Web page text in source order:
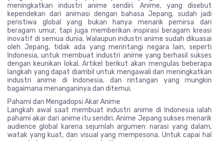
meningkatkan industri anime sendiri. Anime, yang disebut
kependekan dari animasi dengan bahasa Jepang, sudah jadi
peristiwa global yang bukan hanya menarik pemirsa dari
beragam umur, tapi juga memberikan inspirasi beragam kreasi
inovatif di semua dunia. Walaupun industri anime sudah dikuasai
oleh Jepang, tidak ada yang merintangi negara lain, seperti
Indonesia, untuk membuat industri anime yang berhasil sukses
dengan keunikan lokal. Artikel berikut akan mengulas beberapa
langkah yang dapat diambil untuk mengawali dan meningkatkan
industri anime di Indonesia, dan rintangan yang mungkin
bagaimana menanganinya dan ditemui.
Pahami dan Mengadopsi Akar Anime
Langkah awal saat membuat industri anime di Indonesia ialah
pahami akar dari anime itu sendiri. Anime Jepang sukses menarik
audience global karena sejumlah argumen: narasi yang dalam,
watak yang kuat, dan visual yang mempesona. Untuk capai hal